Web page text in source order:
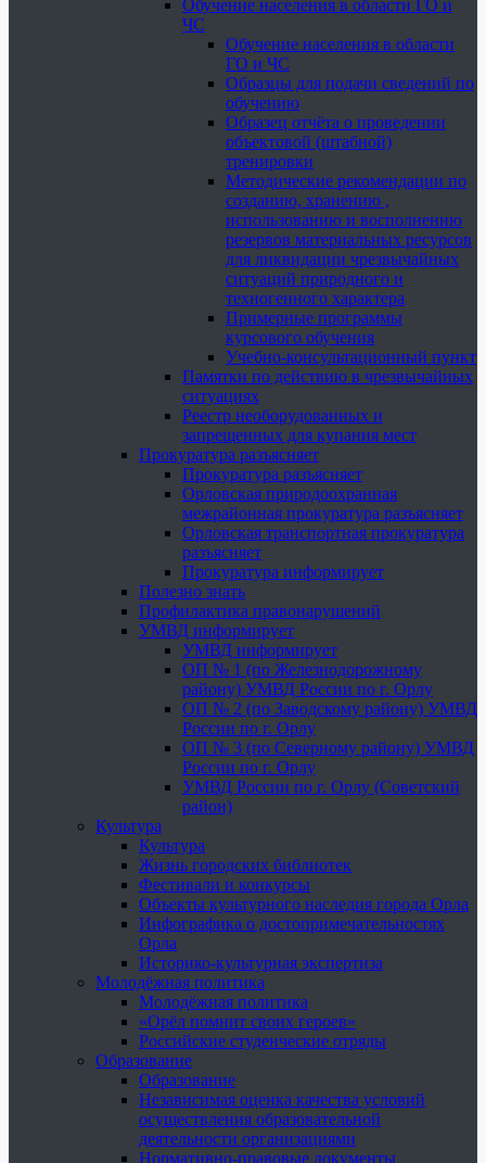
Обучение населения в области ГО и
ЧС
Обучение населения в области
ГО и ЧС
Образцы для подачи сведений по
обучению
Образец отчёта о проведении
объектовой (штабной)
тренировки
Методические рекомендации по
созданию, хранению ,
использованию и восполнению
резервов материальных ресурсов
для ликвидации чрезвычайных
ситуаций природного и
техногенного характера
Примерные программы
курсового обучения
Учебно-консультационный пункт
Памятки по действию в чрезвычайных
ситуациях
Реестр необорудованных и
запрещенных для купания мест
Прокуратура разъясняет
Прокуратура разъясняет
Орловская природоохранная
межрайонная прокуратура разъясняет
Орловская транспортная прокуратура
разъясняет
Прокуратура информирует
Полезно знать
Профилактика правонарушений
УМВД информирует
УМВД информирует
ОП № 1 (по Железнодорожному
району) УМВД России по г. Орлу
ОП № 2 (по Заводскому району) УМВД
России по г. Орлу
ОП № 3 (по Северному району) УМВД
России по г. Орлу
УМВД России по г. Орлу (Советский
район)
Культура
Культура
Жизнь городских библиотек
Фестивали и конкурсы
Объекты культурного наследия города Орла
Инфографика о достопримечательностях
Орла
Историко-культурная экспертиза
Молодёжная политика
Молодёжная политика
«Орёл помнит своих героев»
Российские студенческие отряды
Образование
Образование
Независимая оценка качества условий
осуществления образовательной
деятельности организациями
Нормативно-правовые документы